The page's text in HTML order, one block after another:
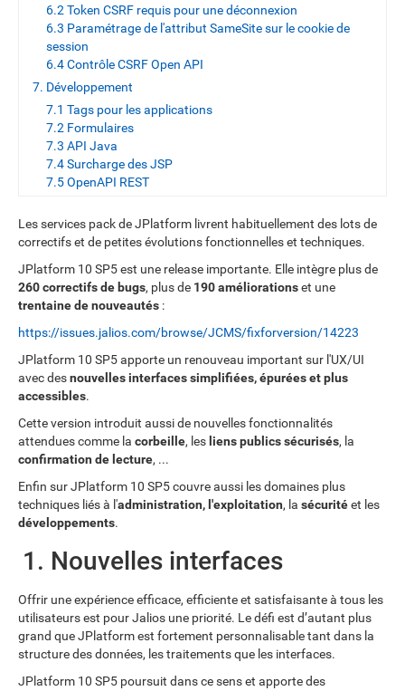
6.2 Token CSRF requis pour une déconnexion
6.3 Paramétrage de l'attribut SameSite sur le cookie de
session
6.4 Contrôle CSRF Open API
7. Développement
7.1 Tags pour les applications
7.2 Formulaires
7.3 API Java
7.4 Surcharge des JSP
7.5 OpenAPI REST
Les services pack de JPlatform livrent habituellement des lots de
correctifs et de petites évolutions fonctionnelles et techniques.
JPlatform 10 SP5 est une release importante. Elle intègre plus de
260 correctifs de bugs, plus de 190 améliorationset une
trentaine de nouveautés :
https://issues.jalios.com/browse/JCMS/fixforversion/14223
JPlatform 10 SP5 apporte un renouveau important sur l'UX/UI
avec desnouvelles interfaces simplifiées, épurées et plus
accessibles.
Cette version introduit aussi de nouvelles fonctionnalités
attendues comme la corbeille, les liens publics sécurisés, la
confirmation de lecture, ...
Enfin sur JPlatform 10 SP5 couvre aussi les domaines plus
techniques liés à l'administration, l'exploitation, la sécuritéet les
développements.
1. Nouvelles interfaces
Offrir une expérience efficace, efficiente et satisfaisante à tous les
utilisateurs est pour Jalios une priorité. Le défi est d’autant plus
grand que JPlatform est fortement personnalisable tant dans la
structure des données, les traitements que les interfaces.
JPlatform 10 SP5 poursuit dans ce sens et apporte des